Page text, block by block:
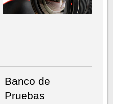
Banco de
Pruebas